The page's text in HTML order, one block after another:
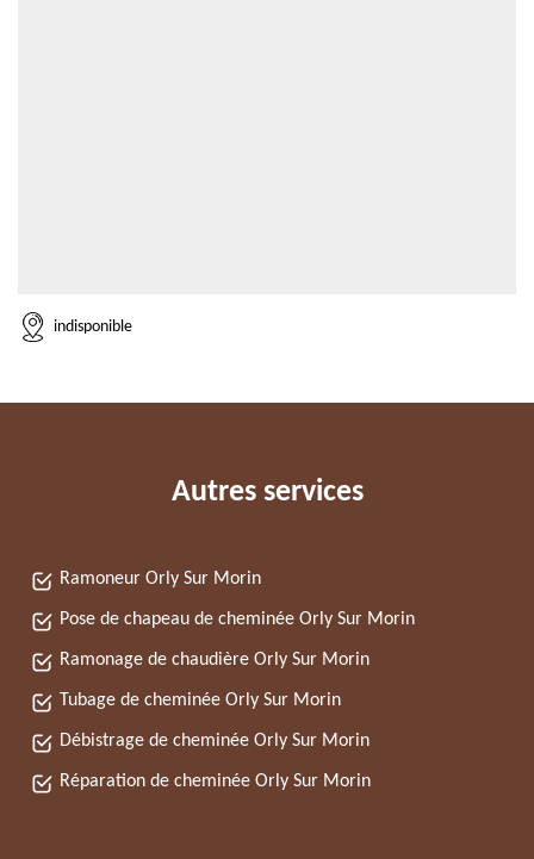
indisponible
Autres services
Ramoneur Orly Sur Morin
Pose de chapeau de cheminée Orly Sur Morin
Ramonage de chaudière Orly Sur Morin
Tubage de cheminée Orly Sur Morin
Débistrage de cheminée Orly Sur Morin
Réparation de cheminée Orly Sur Morin